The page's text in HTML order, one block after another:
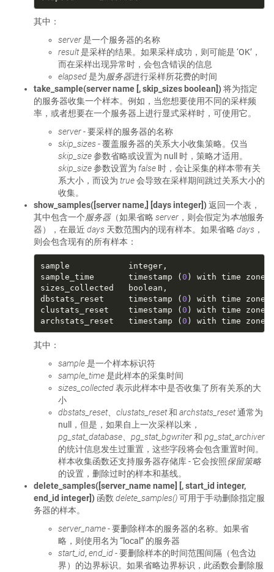
其中：
server是一个服务器的名称
result是采样的结果。如果采样成功，则可能是 ‘OK’，
而在采样出现异常时，会包含错误的信息
elapsed是为服务器进行采样所花费的时间
take_sample(server name [, skip_sizes boolean]) 将为指定
的服务器收集一个样本。例如，当您想要使用不同的采样频
率，或者想要在一个服务器上进行显式采样时，可使用它。
server- 要采样的服务器的名称
skip_sizes- 覆盖服务器的关系大小收集策略。仅当
skip_size参数省略或设置为 null 时，策略才适用。
skip_size参数设置为 false 时，会让采集的样本带有关
系大小，而设为 true会导致在采样期间跳过关系大小的
收集。
show_samples([server name,] [days integer]) 返回一个表，
其中包含一个服务器（如果省略 server ，则会假定为本地服务
器），在最近 days 天数范围内的现有样本。如果省略 days ，
则会包含现有的所有样本：
sample_time       timestamp (0
dbstats_reset     timestamp (0
clustats_reset    timestamp (0
archstats_reset   timestamp (0
其中：
sample是一个样本标识符
sample_time是此样本的采集时间
sizes_collected表示此样本中是否收集了所有关系的大
小
dbstats_reset、 clustats_reset和 archstats_reset通常为
null，但是，如果自上一次采样以来，
pg_stat_database
pg_stat_bgwriter和 pg_stat_archiver
的统计信息发生过重置，这些字段将会包含重置时间。
样本收集函数还支持服务器存储库 - 它会按照保留策略
的设置，删除过时的样本和基线。
delete_samples([server_name name] [, start_id integer,
end_id integer]) 函数 delete_samples()可用于手动删除指定服
务器的样本。
server_name- 要删除样本的服务器的名称。如果省
略，则使用名为 “local” 的服务器
start_id, end_id- 要删除样本的时间范围间隔（包含边
界）的边界标识。如果省略边界标识，此函数会删除服